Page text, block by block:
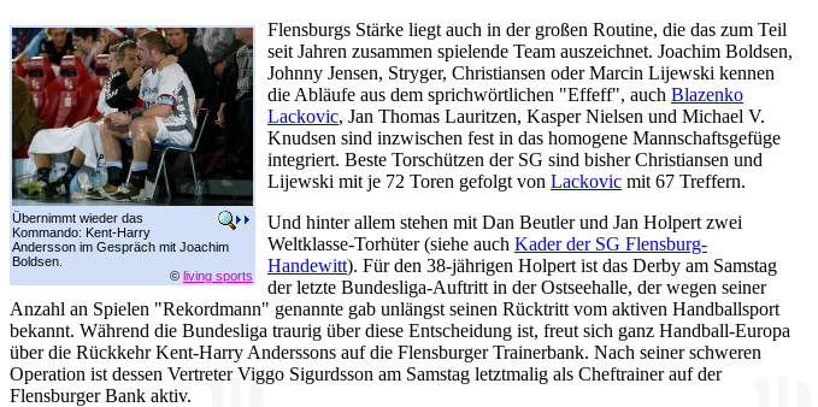
Übernimmt wieder das
Kommando: Kent-Harry
Andersson im Gespräch mit Joachim
Boldsen.
© living sports
Flensburgs Stärke liegt auch in der großen Routine, die das zum Teil
seit Jahren zusammen spielende Team auszeichnet. Joachim Boldsen,
Johnny Jensen, Stryger, Christiansen oder Marcin Lijewski kennen
die Abläufe aus dem sprichwörtlichen "Effeff", auch Blazenko
Lackovic, Jan Thomas Lauritzen, Kasper Nielsen und Michael V.
Knudsen sind inzwischen fest in das homogene Mannschaftsgefüge
integriert. Beste Torschützen der SG sind bisher Christiansen und
Lijewski mit je 72 Toren gefolgt von Lackovic mit 67 Treffern.
Und hinter allem stehen mit Dan Beutler und Jan Holpert zwei
Weltklasse-Torhüter (siehe auch Kader der SG Flensburg-
Handewitt). Für den 38-jährigen Holpert ist das Derby am Samstag
der letzte Bundesliga-Auftritt in der Ostseehalle, der wegen seiner
Anzahl an Spielen "Rekordmann" genannte gab unlängst seinen Rücktritt vom aktiven Handballsport
bekannt. Während die Bundesliga traurig über diese Entscheidung ist, freut sich ganz Handball-Europa
über die Rückkehr Kent-Harry Anderssons auf die Flensburger Trainerbank. Nach seiner schweren
Operation ist dessen Vertreter Viggo Sigurdsson am Samstag letztmalig als Cheftrainer auf der
Flensburger Bank aktiv.